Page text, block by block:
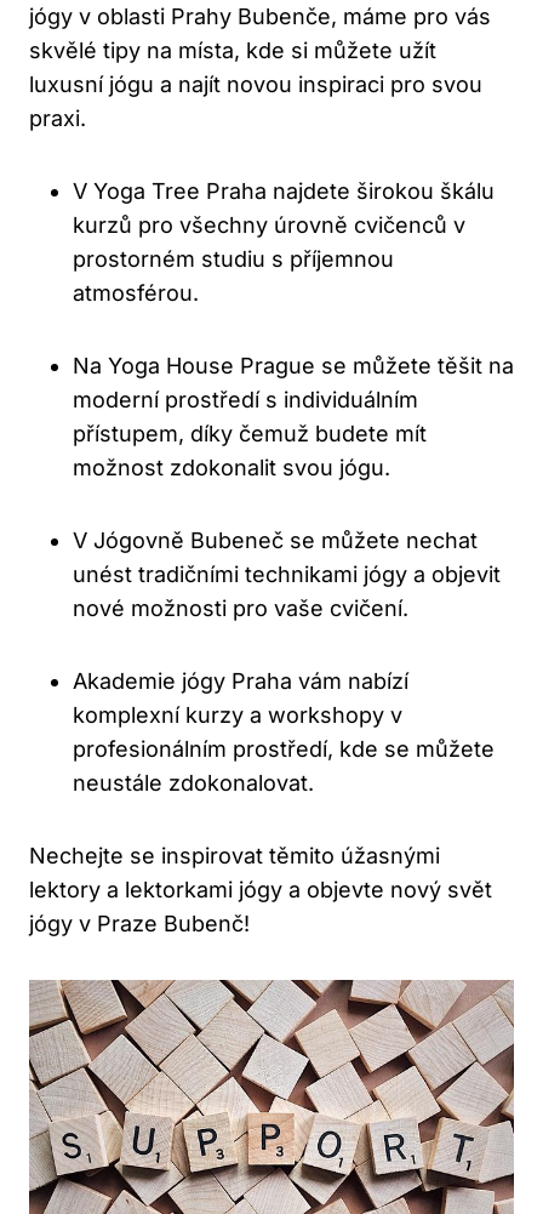
jógy v oblasti Prahy Bubenče, máme pro vás
skvělé tipy na místa, kde si můžete užít
luxusní jógu a najít novou inspiraci pro svou
praxi.
V Yoga Tree Praha najdete širokou škálu
kurzů pro všechny úrovně cvičenců v
prostorném studiu s příjemnou
atmosférou.
Na Yoga House Prague se můžete těšit na
moderní prostředí s individuálním
přístupem, díky čemuž budete mít
možnost zdokonalit svou jógu.
V Jógovně Bubeneč se můžete nechat
unést tradičními technikami jógy a objevit
nové možnosti pro vaše cvičení.
Akademie jógy Praha vám nabízí
komplexní kurzy a workshopy v
profesionálním prostředí, kde se můžete
neustále zdokonalovat.
Nechejte se inspirovat těmito úžasnými
lektory a lektorkami jógy a objevte nový svět
jógy v Praze Bubenč!